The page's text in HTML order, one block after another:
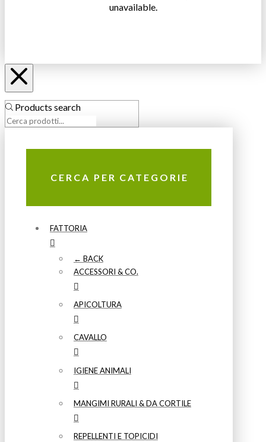
unavailable.
Products search
CERCA PER CATEGORIE
FATTORIA
← BACK
ACCESSORI & CO.
APICOLTURA
CAVALLO
IGIENE ANIMALI
MANGIMI RURALI & DA CORTILE
REPELLENTI E TOPICIDI